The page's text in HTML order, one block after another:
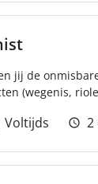
jij de
(wegenis,
Voltijds 2